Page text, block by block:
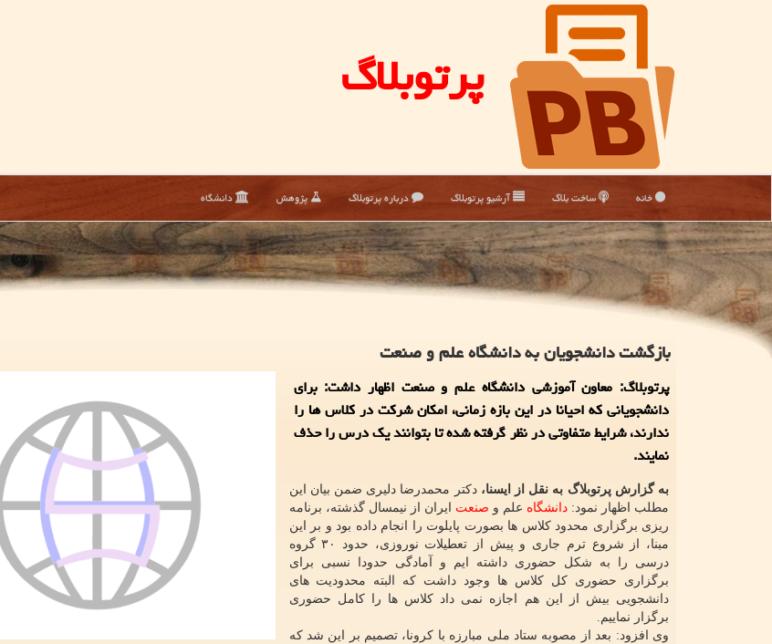
پرتوبلاگ
خانه ساخت بلاگ آرشیو پرتوبلاگ درباره پرتوبلاگ پژوهش دانشگاه
بازگشت دانشجویان به دانشگاه علم و صنعت
پرتوبلاگ: معاون آموزشی دانشگاه علم و صنعت اظهار داشت: برای
دانشجویانی که احیانا در این بازه زمانی، امکان شرکت در کلاس ها را
ندارند، شرایط متفاوتی در نظر گرفته شده تا بتوانند یک درس را حذف
نمایند.
به گزارش پرتوبلاگ به نقل از ایسنا،دکتر محمدرضا دلیری ضمن بیان این
مطلب اظهار نمود:دانشگاه علم و صنعت ایران از نیمسال گذشته، برنامه
ریزی برگزاری محدود کلاس ها بصورت پایلوت را انجام داده بود و بر این
مبنا، از شروع ترم جاری و پیش از تعطیلات نوروزی، حدود ۳۰ گروه
درسی را به شکل حضوری داشته ایم و آمادگی حدودا نسبی برای
برگزاری حضوری کل کلاس ها وجود داشت که البته محدودیت های
دانشجویی بیش از این هم اجازه نمی داد کلاس ها را کامل حضوری
برگزار نماییم.
وی افزود: بعد از مصوبه ستاد ملی مبارزه با کرونا، تصمیم بر این شد که